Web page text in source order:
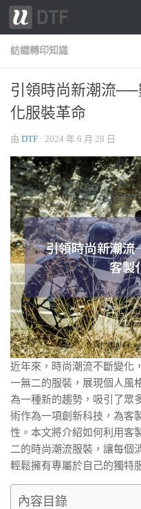
跳轉至內容
紡織轉印知識
引領時尚新潮流
化服裝革命
由 DTF · 2024 年 6 月 28 日
近年來，時尚潮流不斷變化
一無二的服裝，展現個人風
為一種新的趨勢，吸引了眾
術作為一項創新科技，為客
性。本文將介紹如何利用客
二的時尚潮流服裝，讓每個
輕鬆擁有專屬於自己的獨特
內容目錄